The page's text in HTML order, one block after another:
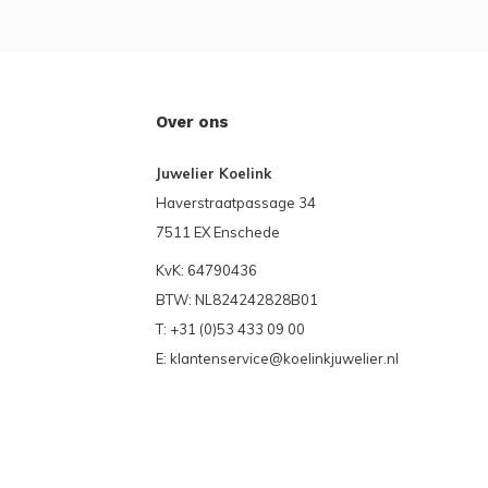
Over ons
Juwelier Koelink
Haverstraatpassage 34
7511 EX Enschede
KvK: 64790436
BTW: NL824242828B01
T: +31 (0)53 433 09 00
E: klantenservice@koelinkjuwelier.nl